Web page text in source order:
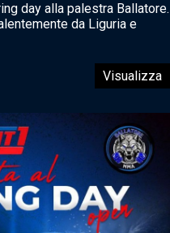
day alla palestra Ballatore.
da Liguria e
Visualizza